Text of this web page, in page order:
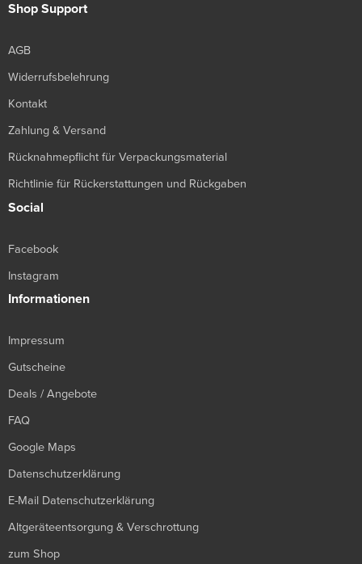
Shop Support
AGB
Widerrufsbelehrung
Kontakt
Zahlung & Versand
Rücknahmepflicht für Verpackungsmaterial
Richtlinie für Rückerstattungen und Rückgaben
Social
Facebook
Instagram
Informationen
Impressum
Gutscheine
Deals / Angebote
FAQ
Google Maps
Datenschutzerklärung
E-Mail Datenschutzerklärung
Altgeräteentsorgung & Verschrottung
zum Shop